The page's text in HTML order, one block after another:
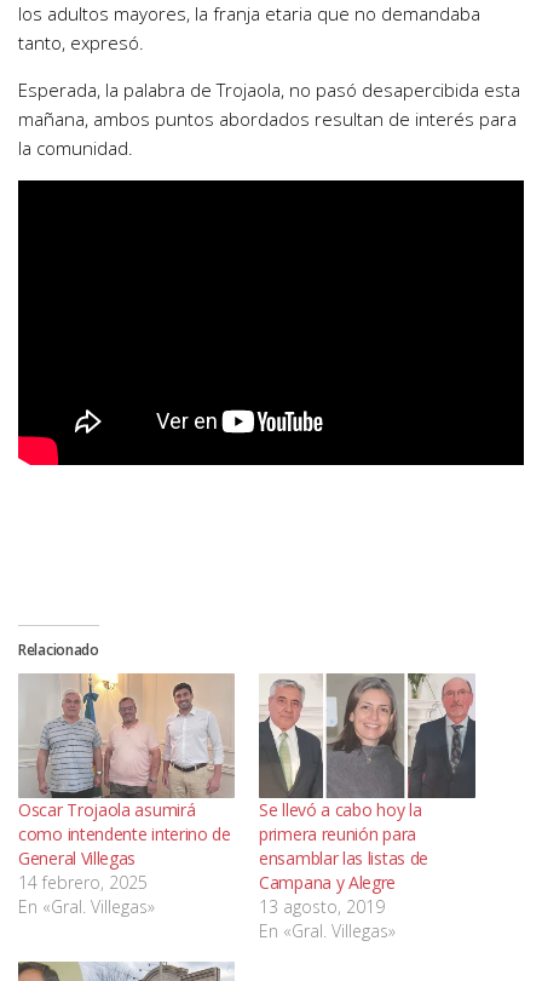
los adultos mayores, la franja etaria que no demandaba
tanto, expresó.
Esperada, la palabra de Trojaola, no pasó desapercibida esta
mañana, ambos puntos abordados resultan de interés para
la comunidad.
Relacionado
Oscar Trojaola asumirá
como intendente interino de
General Villegas
14 febrero, 2025
En «Gral. Villegas»
Se llevó a cabo hoy la
primera reunión para
ensamblar las listas de
Campana y Alegre
13 agosto, 2019
En «Gral. Villegas»